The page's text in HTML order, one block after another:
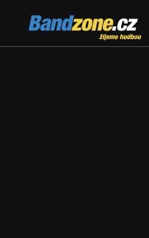
Bandzone.cz
žijeme hudbou